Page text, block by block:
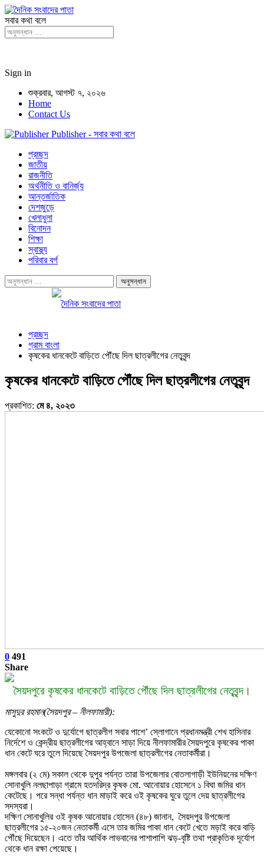
সবার কথা বলে
Sign in
শুক্রবার, আগস্ট ৭, ২০২৬
Home
Contact Us
Publisher - সবার কথা বলে
প্রচ্ছদ
জাতীয়
রাজনীতি
অর্থনীতি ও বানির্জ্য
আন্তর্জাতিক
দেশজুড়ে
খেলাধুলা
বিনোদন
শিক্ষা
স্বাস্থ্য
পরিবার বর্গ
প্রচ্ছদ
গ্রাম বাংলা
কৃষকের ধানকেটে বাড়িতে পৌঁছে দিল ছাত্রলীগের নেতৃবৃন্দ
কৃষকের ধানকেটে বাড়িতে পৌঁছে দিল ছাত্রলীগের নেতৃবৃন্দ
প্রকাশিত: মে ৪, ২০২৩
0 491
Share
সৈয়দপুরে কৃষকের ধানকেটে বাড়িতে পৌঁছে দিল ছাত্রলীগের নেতৃবৃন্দ।
মাসুদুর রহমান(সৈয়দপুর – নীলফামারী):
যেকোনো সংকটে ও দুর্যোগে ছাত্রলীগ সবার পাশে’ স্লোগানে প্রধানমন্ত্রী শেখ হাসিনার
নির্দেশে ও কেন্দ্রীয় ছাত্রলীগের আহ্বানে সাড়া দিয়ে নীলফামারীর সৈয়দপুরে কৃষকের পাকা
ধান কেটে ঘরে তুলে দিয়েছে সৈয়দপুর উপজেলা ছাত্রলীগের নেতাকর্মীরা।
মঙ্গলবার (২ মে) সকাল থেকে দুপুর পর্যন্ত তারা উপজেলার বোতলাগাড়ী ইউনিয়নের দক্ষিণ
সোনাখুলি নলছাপাড়া গ্রামে হতদরিদ্র কৃষক মো. আনোয়ার হোসেনে ১ বিঘা জমির ধান
কেটেছে। পরে সন্ধা পর্যন্ত ধান মাড়াই করে ওই কৃষকের ঘুরে তুলে দেয় ছাত্রলীগের
সদস্যরা।
দক্ষিণ সোনাখুলির ওই কৃষক আনোয়ার হোসেন (৪৮) জানান, সৈয়দপুর উপজেলা
ছাত্রলীগের ১৫-২০জন নেতাকর্মী এসে তার জমির পাকা ধান কেটে খেতে মড়াই করে বাড়ি
পৌঁছে দিয়েছেন। এতে তাঁর আর্থিক লাভবানের পাশাপাশি ঝড়-বৃষ্টি তথা প্রাকৃতিক দূর্যোগ
থেকে ধান রক্ষা পেয়েছে।